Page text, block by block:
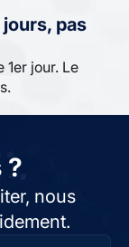
pas
jour. Le
?
nous